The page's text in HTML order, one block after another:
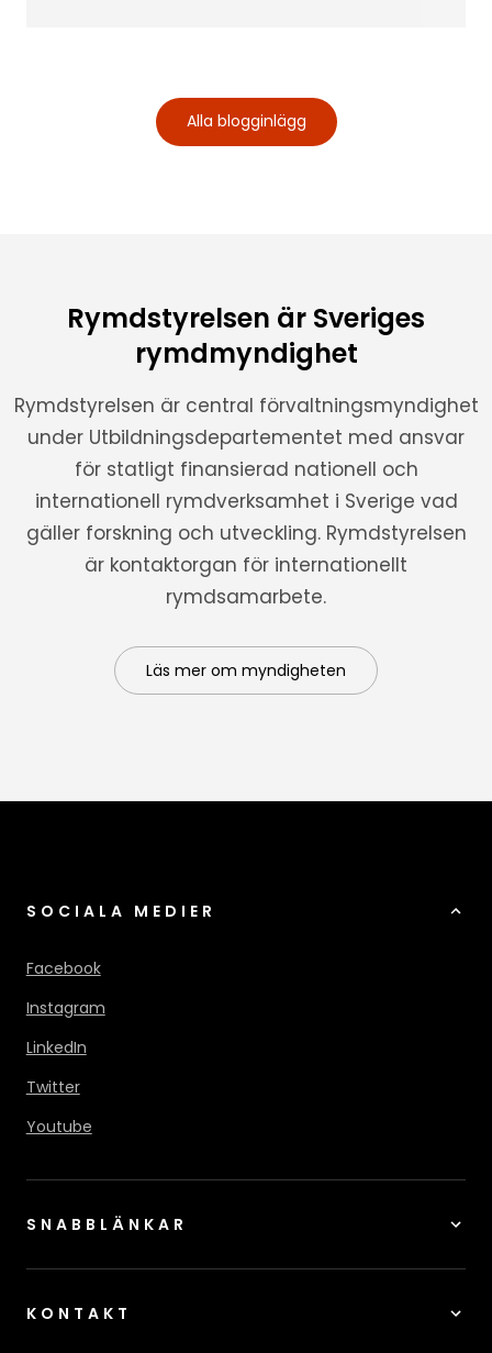
Alla blogginlägg
Rymdstyrelsen är Sveriges
rymdmyndighet
Rymdstyrelsen är central förvaltningsmyndighet
under Utbildningsdepartementet med ansvar
för statligt finansierad nationell och
internationell rymdverksamhet i Sverige vad
gäller forskning och utveckling. Rymdstyrelsen
är kontaktorgan för internationellt
rymdsamarbete.
Läs mer om myndigheten
SOCIALA MEDIER
Facebook
Instagram
LinkedIn
Twitter
Youtube
SNABBLÄNKAR
KONTAKT